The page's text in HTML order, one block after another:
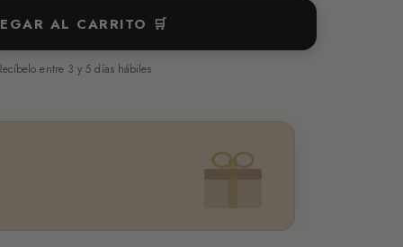
AL CARRITO 🛒
entre 3 y 5 días hábiles